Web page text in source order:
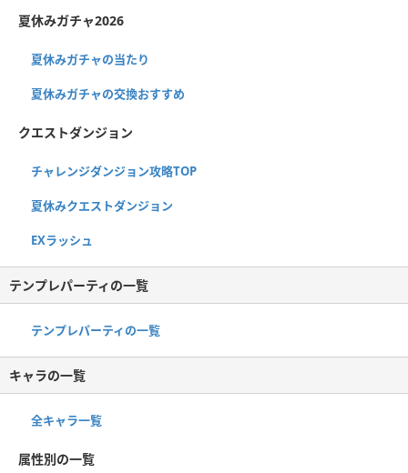
夏休みガチャ2026
夏休みガチャの当たり
夏休みガチャの交換おすすめ
クエストダンジョン
チャレンジダンジョン攻略TOP
夏休みクエストダンジョン
EXラッシュ
テンプレパーティの一覧
テンプレパーティの一覧
キャラの一覧
全キャラ一覧
属性別の一覧